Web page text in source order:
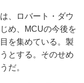
、ロバート・ダウ
め、MCUの今後を
を集めている。製
とする。そのせめ
だ。